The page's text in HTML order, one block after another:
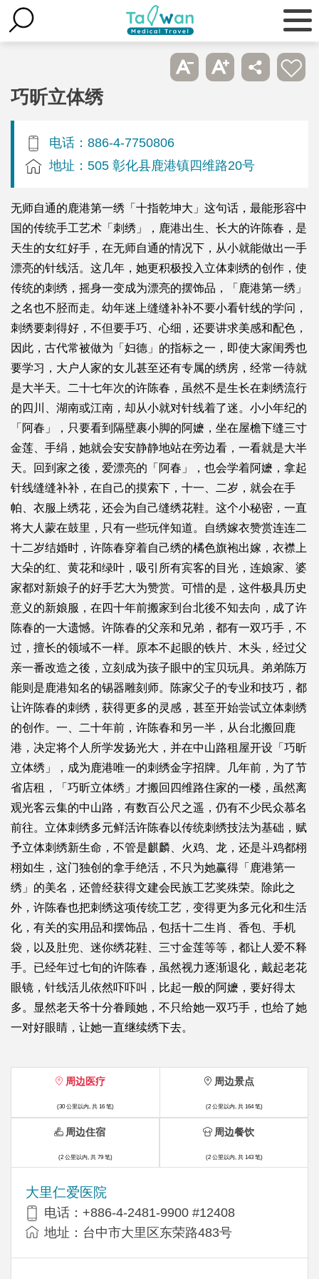
巧昕立体绣
电话：886-4-7750806
地址：505 彰化县鹿港镇四维路20号
无师自通的鹿港第一绣「十指乾坤大」这句话，最能形容中
国的传统手工艺术「刺绣」，鹿港出生、长大的许陈春，是
天生的女红好手，在无师自通的情况下，从小就能做出一手
漂亮的针线活。这几年，她更积极投入立体刺绣的创作，使
传统的刺绣，摇身一变成为漂亮的摆饰品，「鹿港第一绣」
之名也不胫而走。幼年迷上缝缝补补不要小看针线的学问，
刺绣要刺得好，不但要手巧、心细，还要讲求美感和配色，
因此，古代常被做为「妇德」的指标之一，即使大家闺秀也
要学习，大户人家的女儿甚至还有专属的绣房，经常一待就
是大半天。二十七年次的许陈春，虽然不是生长在刺绣流行
的四川、湖南或江南，却从小就对针线着了迷。小小年纪的
「阿春」，只要看到隔壁裹小脚的阿嬷，坐在屋檐下缝三寸
金莲、手绢，她就会安安静静地站在旁边看，一看就是大半
天。回到家之後，爱漂亮的「阿春」，也会学着阿嬷，拿起
针线缝缝补补，在自己的摸索下，十一、二岁，就会在手
帕、衣服上绣花，还会为自己缝绣花鞋。这个小秘密，一直
将大人蒙在鼓里，只有一些玩伴知道。自绣嫁衣赞赏连连二
十二岁结婚时，许陈春穿着自己绣的橘色旗袍出嫁，衣襟上
大朵的红、黄花和绿叶，吸引所有宾客的目光，连娘家、婆
家都对新娘子的好手艺大为赞赏。可惜的是，这件极具历史
意义的新娘服，在四十年前搬家到台北後不知去向，成了许
陈春的一大遗憾。许陈春的父亲和兄弟，都有一双巧手，不
过，擅长的领域不一样。原本不起眼的铁片、木头，经过父
亲一番改造之後，立刻成为孩子眼中的宝贝玩具。弟弟陈万
能则是鹿港知名的锡器雕刻师。陈家父子的专业和技巧，都
让许陈春的刺绣，获得更多的灵感，甚至开始尝试立体刺绣
的创作。一、二十年前，许陈春和另一半，从台北搬回鹿
港，决定将个人所学发扬光大，并在中山路租屋开设「巧昕
立体绣」，成为鹿港唯一的刺绣金字招牌。几年前，为了节
省店租，「巧昕立体绣」才搬回四维路住家的一楼，虽然离
观光客云集的中山路，有数百公尺之遥，仍有不少民众慕名
前往。立体刺绣多元鲜活许陈春以传统刺绣技法为基础，赋
予立体刺绣新生命，不管是麒麟、火鸡、龙，还是斗鸡都栩
栩如生，这门独创的拿手绝活，不只为她赢得「鹿港第一
绣」的美名，还曾经获得文建会民族工艺奖殊荣。除此之
外，许陈春也把刺绣这项传统工艺，变得更为多元化和生活
化，有关的实用品和摆饰品，包括十二生肖、香包、手机
袋，以及肚兜、迷你绣花鞋、三寸金莲等等，都让人爱不释
手。已经年过七旬的许陈春，虽然视力逐渐退化，戴起老花
眼镜，针线活儿依然吓吓叫，比起一般的阿嬷，要好得太
多。显然老天爷十分眷顾她，不只给她一双巧手，也给了她
一对好眼睛，让她一直继续绣下去。
周边医疗
(30 公里以内, 共 16 笔)
大里仁爱医院
电话：+886-4-2481-9900 #12408
地址：台中市大里区东荣路483号
周边景点
(2 公里以内, 共 164 笔)
周边住宿
(2 公里以内, 共 79 笔)
周边餐饮
(2 公里以内, 共 143 笔)